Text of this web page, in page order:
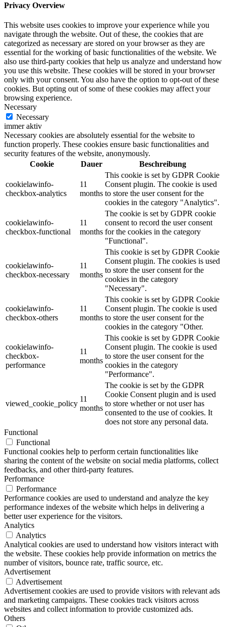
Privacy Overview
This website uses cookies to improve your experience while you
navigate through the website. Out of these, the cookies that are
categorized as necessary are stored on your browser as they are
essential for the working of basic functionalities of the website. We
also use third-party cookies that help us analyze and understand how
you use this website. These cookies will be stored in your browser
only with your consent. You also have the option to opt-out of these
cookies. But opting out of some of these cookies may affect your
browsing experience.
Necessary
Necessary
immer aktiv
Necessary cookies are absolutely essential for the website to
function properly. These cookies ensure basic functionalities and
security features of the website, anonymously.
Cookie
Dauer Beschreibung
cookielawinfo-
checkbox-analytics
11
months
This cookie is set by GDPR Cookie
Consent plugin. The cookie is used
to store the user consent for the
cookies in the category "Analytics".
cookielawinfo-
checkbox-functional
11
months
The cookie is set by GDPR cookie
consent to record the user consent
for the cookies in the category
"Functional".
cookielawinfo-
checkbox-necessary
11
months
This cookie is set by GDPR Cookie
Consent plugin. The cookies is used
to store the user consent for the
cookies in the category
"Necessary".
cookielawinfo-
checkbox-others
11
months
This cookie is set by GDPR Cookie
Consent plugin. The cookie is used
to store the user consent for the
cookies in the category "Other.
cookielawinfo-
checkbox-
performance
11
months
This cookie is set by GDPR Cookie
Consent plugin. The cookie is used
to store the user consent for the
cookies in the category
"Performance".
viewed_cookie_policy
11
months
The cookie is set by the GDPR
Cookie Consent plugin and is used
to store whether or not user has
consented to the use of cookies. It
does not store any personal data.
Functional
Functional
Functional cookies help to perform certain functionalities like
sharing the content of the website on social media platforms, collect
feedbacks, and other third-party features.
Performance
Performance
Performance cookies are used to understand and analyze the key
performance indexes of the website which helps in delivering a
better user experience for the visitors.
Analytics
Analytics
Analytical cookies are used to understand how visitors interact with
the website. These cookies help provide information on metrics the
number of visitors, bounce rate, traffic source, etc.
Advertisement
Advertisement
Advertisement cookies are used to provide visitors with relevant ads
and marketing campaigns. These cookies track visitors across
websites and collect information to provide customized ads.
Others